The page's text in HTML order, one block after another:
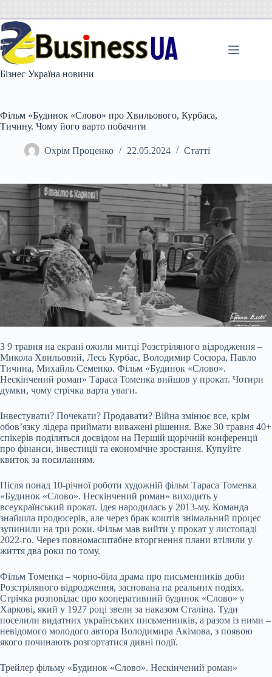
вмісту
Бізнес Україна новини
Фільм «Будинок «Слово» про Хвильового, Курбаса,
Тичину. Чому його варто побачити
Охрім Проценко 22.05.2024 Статті
З 9 травня на екрані ожили митці Розстріляного відродження –
Микола Хвильовий, Лесь Курбас, Володимир Сосюра, Павло
Тичина, Михайль Семенко. Фільм «Будинок «Слово».
Нескінчений роман» Тараса Томенка вийшов у прокат. Чотири
думки, чому стрічка варта уваги.
Інвестувати? Почекати? Продавати? Війна змінює все, крім
обов’язку лідера приймати виважені рішення. Вже 30 травня 40+
спікерів поділяться досвідом на Першій щорічній конференції
про фінанси, інвестиції та економічне зростання. Купуйте
квиток за посиланням.
Після понад 10-річної роботи художній фільм Тараса Томенка
«Будинок «Слово». Нескінчений роман» виходить у
всеукраїнський прокат. Ідея народилась у 2013-му. Команда
знайшла продюсерів, але через брак коштів знімальний процес
зупинили на три роки. Фільм мав вийти у прокат у листопаді
2022-го. Через повномасштабне вторгнення плани втілили у
життя два роки по тому.
Фільм Томенка – чорно-біла драма про письменників доби
Розстріляного відродження, заснована на реальних подіях.
Стрічка розповідає про кооперативний будинок «Слово» у
Харкові, який у 1927 році звели за наказом Сталіна. Туди
поселили видатних українських письменників, а разом із ними –
невідомого молодого автора Володимира Акімова, з появою
якого починають розгортатися дивні події.
Трейлер фільму «Будинок «Слово». Нескінчений роман»